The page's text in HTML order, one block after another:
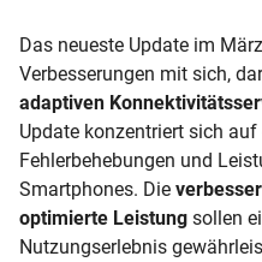
Das neueste Update im
Verbesserungen mit sich,
adaptiven
Update konzentriert sich
Fehlerbehebungen und
Smartphones. Die
optimierte Leistung sollen
Nutzungserlebnis